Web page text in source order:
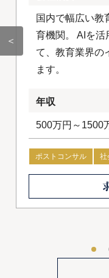
＜
国内で幅広い教
育機関。 AIを活
て、教育業界の
ます。
年収
500万円～1500
ポストコンサル 社